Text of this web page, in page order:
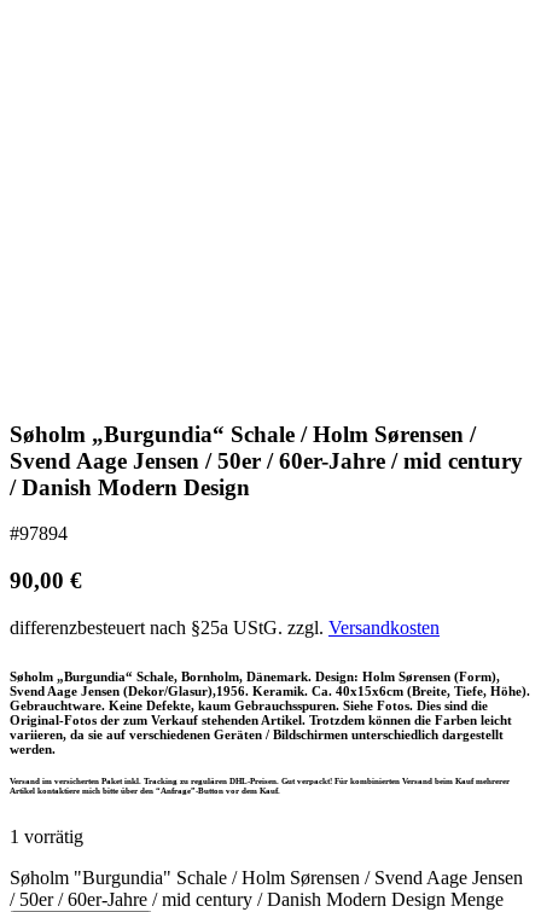
Søholm „Burgundia“ Schale / Holm Sørensen /
Svend Aage Jensen / 50er / 60er-Jahre / mid century
/ Danish Modern Design
#97894
90,00 €
differenzbesteuert nach §25a UStG. zzgl. Versandkosten
Søholm „Burgundia“ Schale, Bornholm, Dänemark. Design: Holm Sørensen (Form),
Svend Aage Jensen (Dekor/Glasur),1956. Keramik. Ca. 40x15x6cm (Breite, Tiefe, Höhe).
Gebrauchtware. Keine Defekte, kaum Gebrauchsspuren. Siehe Fotos. Dies sind die
Original-Fotos der zum Verkauf stehenden Artikel. Trotzdem können die Farben leicht
variieren, da sie auf verschiedenen Geräten / Bildschirmen unterschiedlich dargestellt
werden.
Versand im versicherten Paket inkl. Tracking zu regulären DHL-Preisen. Gut verpackt! Für kombinierten Versand beim Kauf mehrerer
Artikel kontaktiere mich bitte über den “Anfrage”-Button vor dem Kauf.
1 vorrätig
Søholm "Burgundia" Schale / Holm Sørensen / Svend Aage Jensen
/ 50er / 60er-Jahre / mid century / Danish Modern Design Menge